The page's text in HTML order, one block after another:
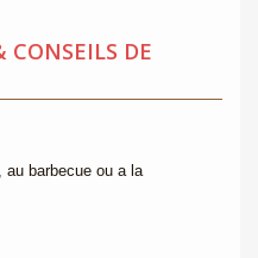
CONSEILS DE
au barbecue ou a la